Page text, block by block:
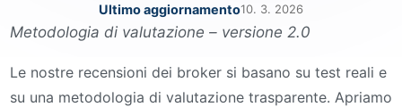
Ultimo aggiornamento10. 3. 2026
Metodologia di valutazione – versione 2.0
Le nostre recensioni dei broker si basano su test reali e
su una metodologia di valutazione trasparente. Apriamo